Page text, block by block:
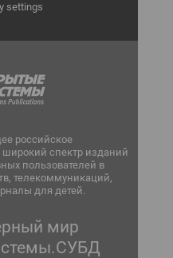
settings
российское
спектр изданий
пользователей в
телекоммуникаций,
для детей.
мир